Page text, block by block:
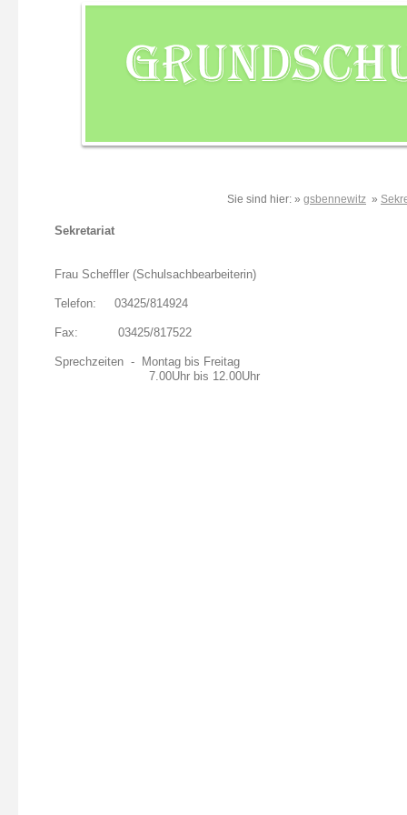
Sie sind hier: » gsbennewitz »
Sekretariat
Frau Scheffler (Schulsachbearbeiterin)
Telefon: 03425/814924
Fax: 03425/817522
Sprechzeiten - Montag bis Freitag
7.00Uhr bis 12.00Uhr